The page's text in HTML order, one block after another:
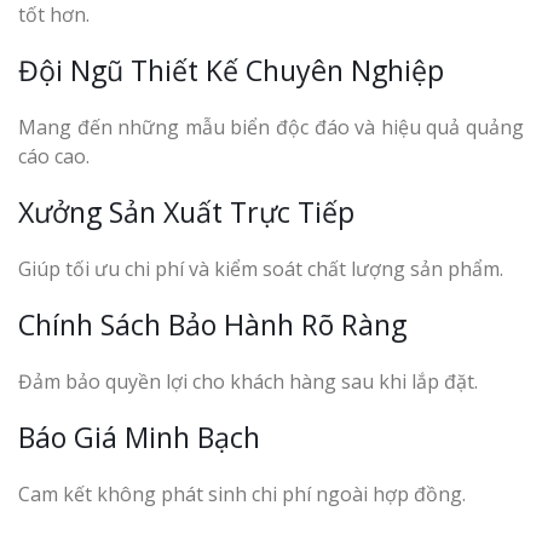
tốt hơn.
Đội Ngũ Thiết Kế Chuyên Nghiệp
Mang đến những mẫu biển độc đáo và hiệu quả quảng
cáo cao.
Xưởng Sản Xuất Trực Tiếp
Giúp tối ưu chi phí và kiểm soát chất lượng sản phẩm.
Chính Sách Bảo Hành Rõ Ràng
Đảm bảo quyền lợi cho khách hàng sau khi lắp đặt.
Báo Giá Minh Bạch
Cam kết không phát sinh chi phí ngoài hợp đồng.